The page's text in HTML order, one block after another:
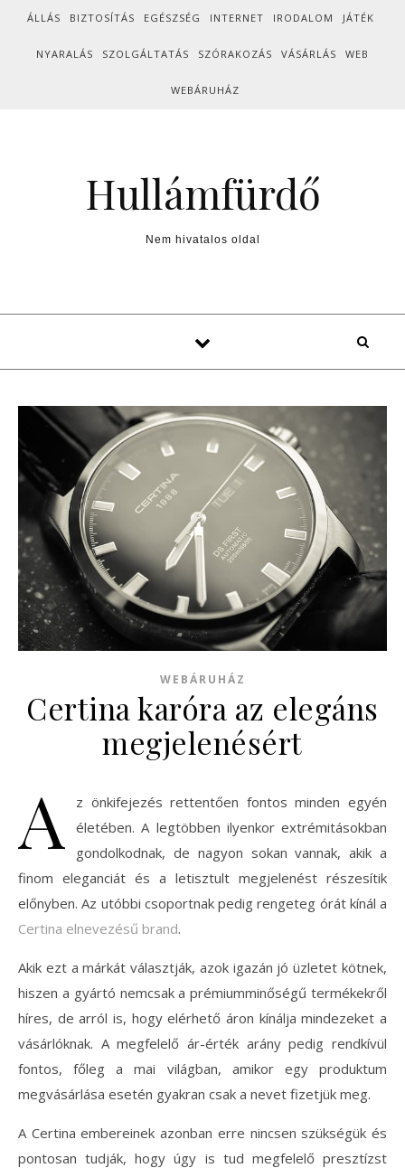
Skip to content
ÁLLÁS BIZTOSÍTÁS EGÉSZSÉG INTERNET IRODALOM JÁTÉK
NYARALÁS SZOLGÁLTATÁS SZÓRAKOZÁS VÁSÁRLÁS WEB
WEBÁRUHÁZ
Hullámfürdő
Nem hivatalos oldal
WEBÁRUHÁZ
Certina karóra az elegáns
megjelenésért
A
z önkifejezés rettentően fontos minden egyén
életében. A legtöbben ilyenkor extrémitásokban
gondolkodnak, de nagyon sokan vannak, akik a
finom eleganciát és a letisztult megjelenést részesítik
előnyben. Az utóbbi csoportnak pedig rengeteg órát kínál a
Certina elnevezésű brand.
Akik ezt a márkát választják, azok igazán jó üzletet kötnek,
hiszen a gyártó nemcsak a prémiumminőségű termékekről
híres, de arról is, hogy elérhető áron kínálja mindezeket a
vásárlóknak. A megfelelő ár-érték arány pedig rendkívül
fontos, főleg a mai világban, amikor egy produktum
megvásárlása esetén gyakran csak a nevet fizetjük meg.
A Certina embereinek azonban erre nincsen szükségük és
pontosan tudják, hogy úgy is tud megfelelő presztízst